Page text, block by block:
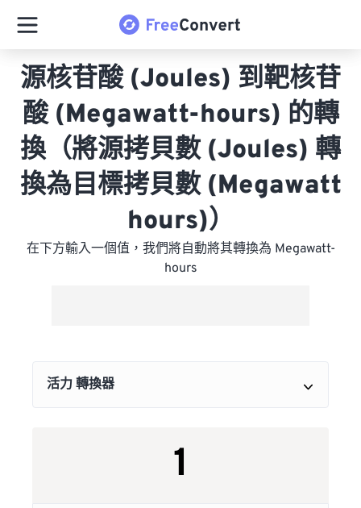
源核苷酸 (Joules) 到靶核苷
酸 (Megawatt-hours) 的轉
換（將源拷貝數 (Joules) 轉
換為目標拷貝數 (Megawatt
hours)）
在下方輸入一個值，我們將自動將其轉換為 Megawatt-
hours